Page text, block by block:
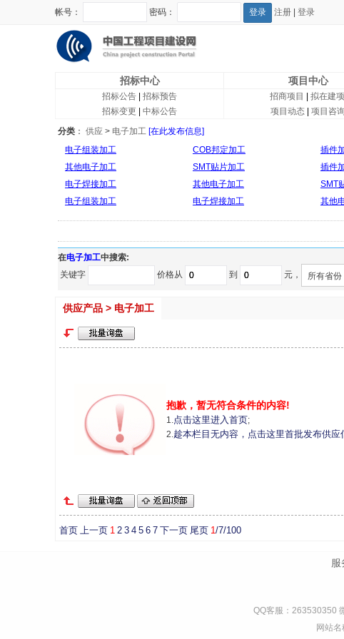
帐号： 密码： 注册 登录
招标中心 项目中心
招标公告
招标预告
招标变更
中标公告
招商项目
拟在建
项目动态
项目咨询
分类 ： 供应 > 电子加工 [在此发布信息]
电子组装加工
COB邦定加工 插件
其他电子加工
SMT贴片加工 插件
电子焊接加工
其他电子加工 SMT
电子组装加工
电子焊接加工 其他
在电子加工中搜索:
关键字
价格从 到 元， 所有省份
供应产品 > 电子加工
抱歉，暂无符合条件的内容!
1.点击这里进入首页;
2.趁本栏目无内容，点击这里首批发布供应
首页 上一页 1 2 3 4 5 6 7 下一页 尾页 1/7/100
服
QQ客服：263530350
网站